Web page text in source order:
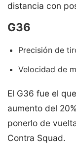
distancia con
G36
Precisión de
Velocidad de
El G36 fue el
aumento del
ponerlo de
Contra Squad.